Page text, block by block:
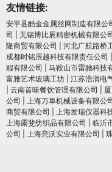
友情链接:
安平县酷金金属丝网制造有限公
司
无锡博比辰精密机械有限公
隆商贸有限公司
河北广航路桥
成都时铭辰越科技有限责任公司
程有限公司
马鞍山市雷驰科技
富雅艺术玻璃工坊
江苏浩润电
云南首味餐饮管理有限公司
公司
上海万阜机械设备有限公
商贸有限公司
上海发瑞仪器科
上海露斐纺织品有限公司
临沂
公司
上海亮沃实业有限公司